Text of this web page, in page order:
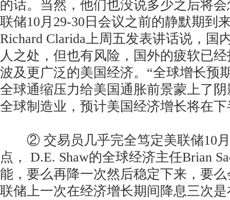
的话。当然，他们也没说多少之后将
联储10月29-30日会议之前的静默期到
Richard Clarida上周五发表讲话说，国
人之处，但也有风险，国外的疲软已
波及更广泛的美国经济。“全球增长预
全球通缩压力给美国通胀前景蒙上了
全球制造业，预计美国经济增长将在
② 交易员几乎完全笃定美联储10月
点， D.E. Shaw的全球经济主任Brian
能，要么再降一次然后稳定下来，要
联储上一次在经济增长期间降息三次